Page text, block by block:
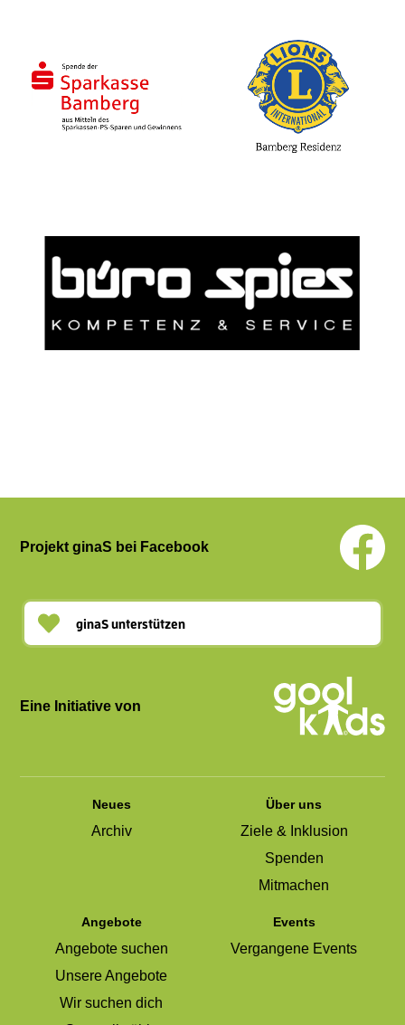
Projekt ginaS bei Facebook
ginaS unterstützen
Eine Initiative von
Neues
Archiv
Über uns
Ziele & Inklusion
Spenden
Mitmachen
Angebote
Angebote suchen
Unsere Angebote
Wir suchen dich
Events
Vergangene Events